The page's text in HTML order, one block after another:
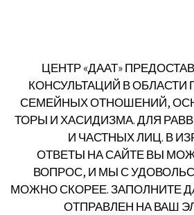
ЦЕНТР «ДААТ»
КОНСУЛЬТАЦИЙ В
СЕМЕЙНЫХ ОТНОШЕНИЙ,
ТОРЫ И ХАСИДИЗМА. ДЛЯ
И ЧАСТНЫХ ЛИЦ. В
ОТВЕТЫ НА САЙТЕ ВЫ
ВОПРОС, И МЫ С
МОЖНО СКОРЕЕ. ЗАПОЛНИТЕ
ОТПРАВЛЕН НА ВАШ